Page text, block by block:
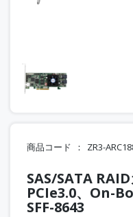
商品コード ZR3-
SAS/SATA
PCIe3.0、On-
SFF-8643